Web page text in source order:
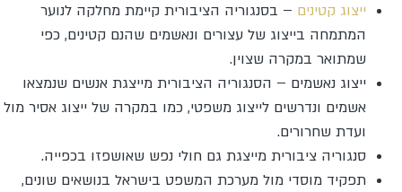
ייצוג קטינים – בסנגוריה הציבורית קיימת מחלקה לנוער
המתמחה בייצוג של עצורים ונאשמים שהנם קטינים, כפי
שמתואר במקרה שצוין.
ייצוג נאשמים – הסנגוריה הציבורית מייצגת אנשים שנמצאו
אשמים ונדרשים לייצוג משפטי, כמו במקרה של ייצוג אסיר מול
ועדת שחרורים.
סנגוריה ציבורית מייצגת גם חולי נפש שאושפזו בכפייה.
תפקיד מוסדי מול מערכת המשפט בישראל בנושאים שונים,